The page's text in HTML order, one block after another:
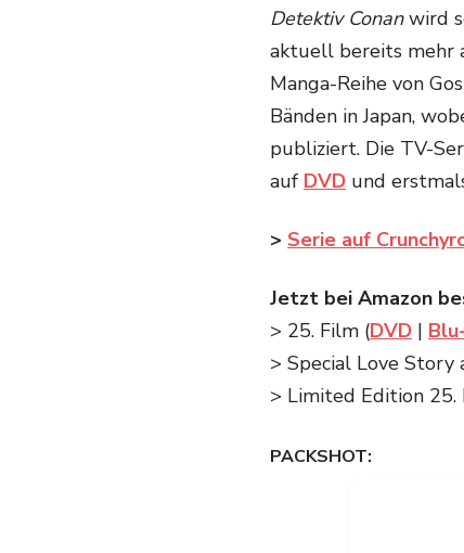
Detektiv Conanwird
aktuell bereits mehr
Manga-Reihe von
Bänden in Japan,
publiziert. Die TV-
auf DVD und
Serie auf
Jetzt bei Amazon
> 25. Film (DVD |
> Special Love
> Limited Edition 25.
PACKSHOT: